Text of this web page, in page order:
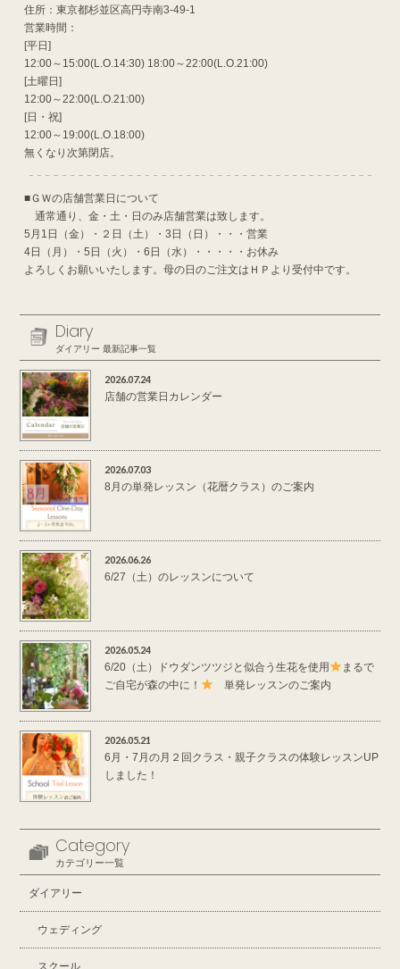
住所：東京都杉並区高円寺南3-49-1
営業時間：
[平日]
12:00～15:00(L.O.14:30) 18:00～22:00(L.O.21:00)
[土曜日]
12:00～22:00(L.O.21:00)
[日・祝]
12:00～19:00(L.O.18:00)
無くなり次第閉店。
■ＧＷの店舗営業日について
通常通り、金・土・日のみ店舗営業は致します。
5月1日（金）・２日（土）・3日（日）・・・営業
4日（月）・5日（火）・6日（水）・・・・・お休み
よろしくお願いいたします。母の日のご注文はＨＰより受付中です。
Diary
ダイアリー 最新記事一覧
2026.07.24
店舗の営業日カレンダー
2026.07.03
8月の単発レッスン（花暦クラス）のご案内
2026.06.26
6/27（土）のレッスンについて
2026.05.24
6/20（土）ドウダンツツジと似合う生花を使用
まるで
ご自宅が森の中に！
単発レッスンのご案内
2026.05.21
6月・7月の月２回クラス・親子クラスの体験レッスンUP
しました！
Category
カテゴリー一覧
ダイアリー
ウェディング
スクール